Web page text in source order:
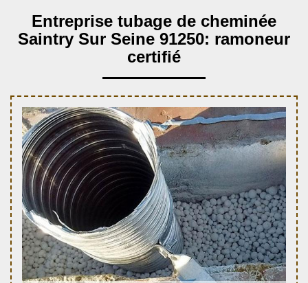
Entreprise tubage de cheminée
Saintry Sur Seine 91250: ramoneur
certifié